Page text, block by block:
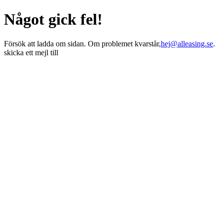
Något gick fel!
Försök att ladda om sidan. Om problemet kvarstår,hej@alleasing.se.
skicka ett mejl till